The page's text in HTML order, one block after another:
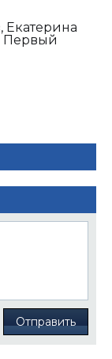
Первый
Отправить